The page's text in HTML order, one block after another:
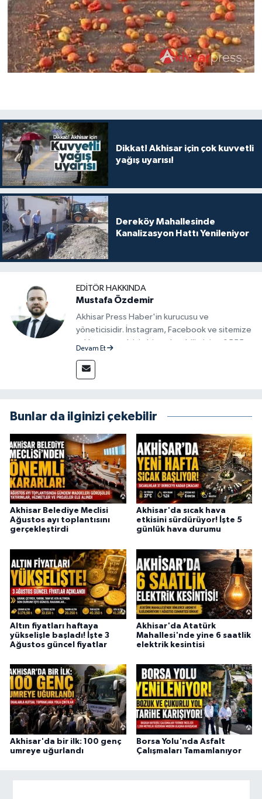
Dikkat! Akhisar için çok kuvvetli
yağış uyarısı!
Dereköy Mahallesinde
Kanalizasyon Hattı Yenileniyor
EDITÖR HAKKINDA
Mustafa Özdemir
Akhisar Press Haber'in kurucusu ve
yöneticisidir. İnstagram, Facebook ve sitemize
reklam vermek için bize ulaşabilirsiniz - 0555
Devam Et
Bunlar da ilginizi çekebilir
Akhisar Belediye Meclisi
Ağustos ayı toplantısını
gerçekleştirdi
Akhisar'da sıcak hava
etkisini sürdürüyor! İşte 5
günlük hava durumu
Altın fiyatları haftaya
yükselişle başladı! İşte 3
Ağustos güncel fiyatlar
Akhisar'da Atatürk
Mahallesi'nde yine 6 saatlik
elektrik kesintisi
Akhisar'da bir ilk: 100 genç
umreye uğurlandı
Borsa Yolu'nda Asfalt
Çalışmaları Tamamlanıyor